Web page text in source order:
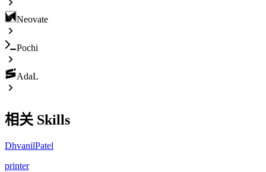
Neovate
Pochi
AdaL
相关 Skills
DhvanilPatel
printer